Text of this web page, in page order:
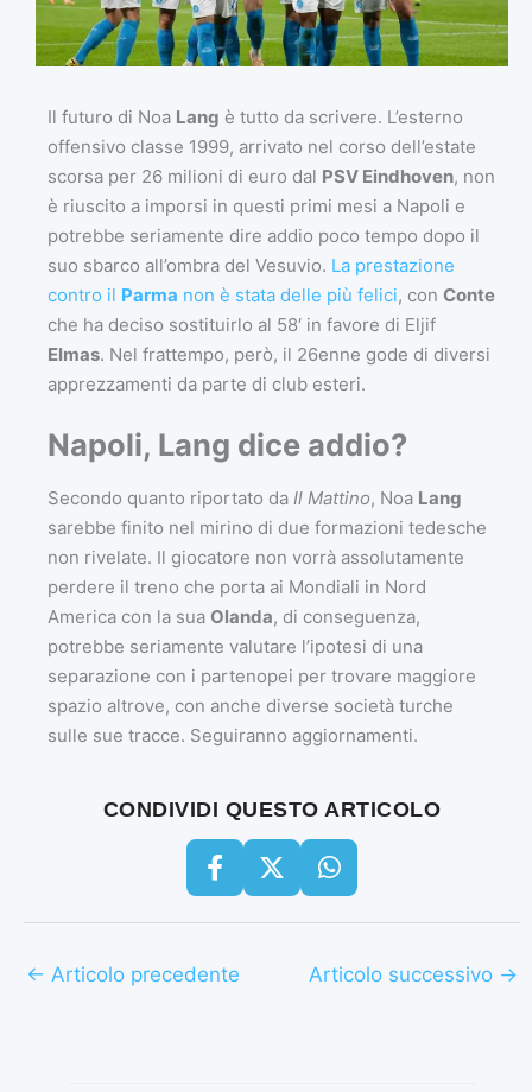
Il futuro di Noa Lang è tutto da scrivere. L’esterno
offensivo classe 1999, arrivato nel corso dell’estate
scorsa per 26 milioni di euro dal PSV Eindhoven, non
è riuscito a imporsi in questi primi mesi a Napoli e
potrebbe seriamente dire addio poco tempo dopo il
suo sbarco all’ombra del Vesuvio. La prestazione
contro il Parma non è stata delle più felici, con Conte
che ha deciso sostituirlo al 58′ in favore di Eljif
Elmas. Nel frattempo, però, il 26enne gode di diversi
apprezzamenti da parte di club esteri.
Napoli, Lang dice addio?
Secondo quanto riportato da Il Mattino, Noa Lang
sarebbe finito nel mirino di due formazioni tedesche
non rivelate. Il giocatore non vorrà assolutamente
perdere il treno che porta ai Mondiali in Nord
America con la sua Olanda, di conseguenza,
potrebbe seriamente valutare l’ipotesi di una
separazione con i partenopei per trovare maggiore
spazio altrove, con anche diverse società turche
sulle sue tracce. Seguiranno aggiornamenti.
CONDIVIDI QUESTO ARTICOLO
← Articolo precedente Articolo successivo →